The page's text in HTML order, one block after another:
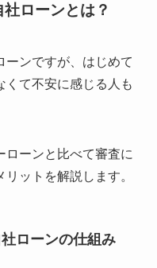
ローンとは？
ーンですが、はじめて
くて不安に感じる人も
ローンと比べて審査に
ットを解説します。
ローンの仕組み